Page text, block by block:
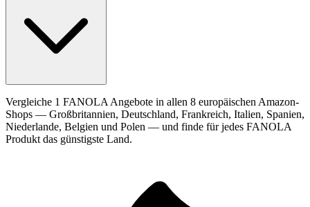
Vergleiche 1 FANOLA Angebote in allen 8 europäischen Amazon-
Shops — Großbritannien, Deutschland, Frankreich, Italien, Spanien,
Niederlande, Belgien und Polen — und finde für jedes FANOLA
Produkt das günstigste Land.